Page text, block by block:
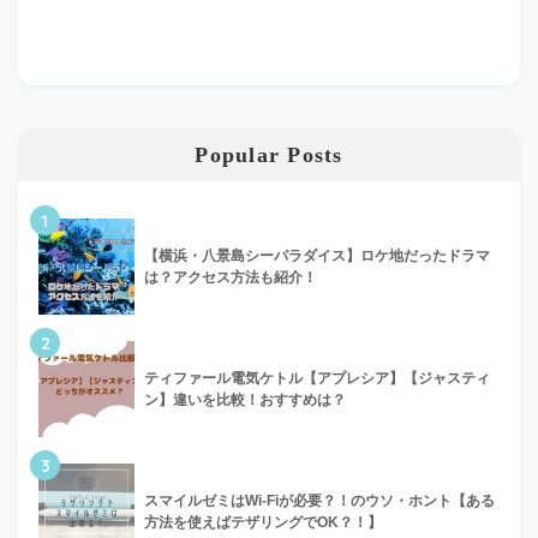
Popular Posts
1
【横浜・八景島シーパラダイス】ロケ地だったドラマ
は？アクセス方法も紹介！
2
ティファール電気ケトル【アプレシア】【ジャスティ
ン】違いを比較！おすすめは？
3
スマイルゼミはWi-Fiが必要？！のウソ・ホント【ある
方法を使えばテザリングでOK？！】